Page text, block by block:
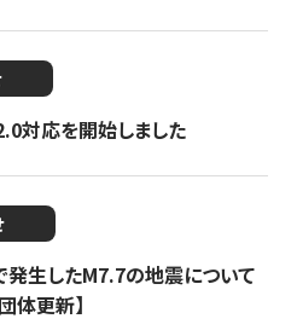
対応を開始しました
発生したM7.7の地震について
体更新】